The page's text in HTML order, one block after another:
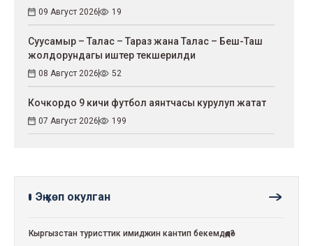
09 Август 2026 19
Суусамыр – Талас – Тараз жана Талас – Беш-Таш
жолдорундагы иштер текшерилди
08 Август 2026 52
Кочкордо 9 кичи футбол аянтчасы курулуп жатат
07 Август 2026 199
Эң көп окулган
Кыргызстан туристтик имиджин кантип бекемдөөдө?